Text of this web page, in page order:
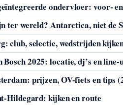
ondervloer: voor-
ter wereld? Antarctica, niet de
club, selectie, wedstrijden
Bosch 2025: locatie, dj’s en line-
prijzen, OV-fiets en tips
Hildegard: kijken en route